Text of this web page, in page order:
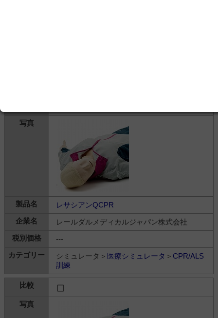
レサシアンQCPR
レールダルメディカルジャパン株式会社
---
シミュレータ＞ 医療シミュレータ ＞ CPR/ALS
訓練